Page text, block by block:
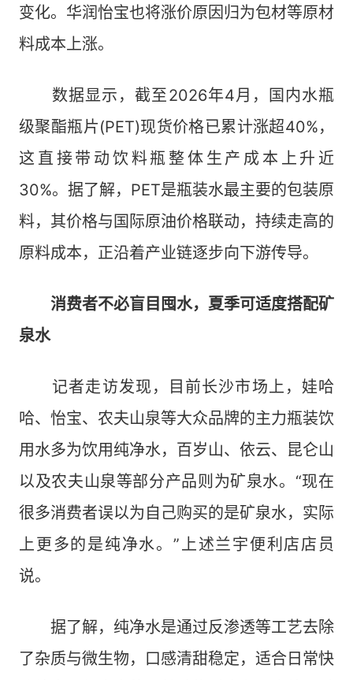
变化。华润怡宝也将涨价原因归为包材等原材
料成本上涨。
数据显示，截至2026年4月，国内水瓶
级聚酯瓶片(PET)现货价格已累计涨超40%，
这直接带动饮料瓶整体生产成本上升近
30%。据了解，PET是瓶装水最主要的包装原
料，其价格与国际原油价格联动，持续走高的
原料成本，正沿着产业链逐步向下游传导。
消费者不必盲目囤水，夏季可适度搭配矿
泉水
记者走访发现，目前长沙市场上，娃哈
哈、怡宝、农夫山泉等大众品牌的主力瓶装饮
用水多为饮用纯净水，百岁山、依云、昆仑山
以及农夫山泉等部分产品则为矿泉水。“现在
很多消费者误以为自己购买的是矿泉水，实际
上更多的是纯净水。”上述兰宇便利店店员
说。
据了解，纯净水是通过反渗透等工艺去除
了杂质与微生物，口感清甜稳定，适合日常快